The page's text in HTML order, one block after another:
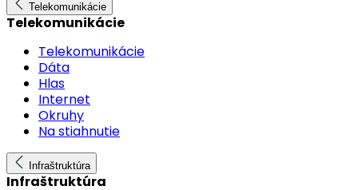
Telekomunikácie
Telekomunikácie
Telekomunikácie
Dáta
Hlas
Internet
Okruhy
Na stiahnutie
Infraštruktúra
Infraštruktúra